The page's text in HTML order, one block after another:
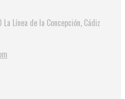
Línea de la Concepción, Cádiz